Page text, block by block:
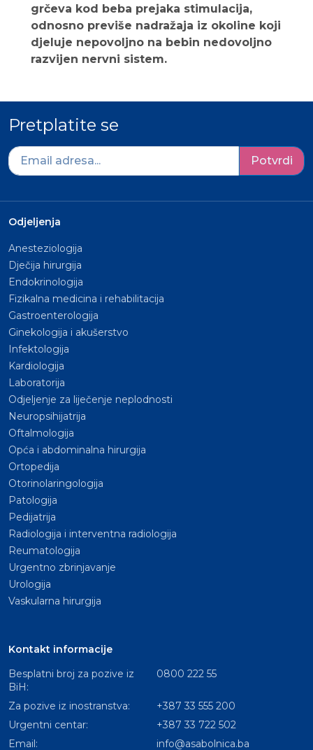
grčeva kod beba prejaka stimulacija,
odnosno previše nadražaja iz okoline koji
djeluje nepovoljno na bebin nedovoljno
razvijen nervni sistem.
Pretplatite se
Potvrdi
Odjeljenja
Anesteziologija
Dječija hirurgija
Endokrinologija
Fizikalna medicina i rehabilitacija
Gastroenterologija
Ginekologija i akušerstvo
Infektologija
Kardiologija
Laboratorija
Odjeljenje za liječenje neplodnosti
Neuropsihijatrija
Oftalmologija
Opća i abdominalna hirurgija
Ortopedija
Otorinolaringologija
Patologija
Pedijatrija
Radiologija i interventna radiologija
Reumatologija
Urgentno zbrinjavanje
Urologija
Vaskularna hirurgija
Kontakt informacije
Besplatni broj za pozive iz
BiH:
0800 222 55
Za pozive iz inostranstva:
+387 33 555 200
Urgentni centar:
+387 33 722 502
Email:
info@asabolnica.ba